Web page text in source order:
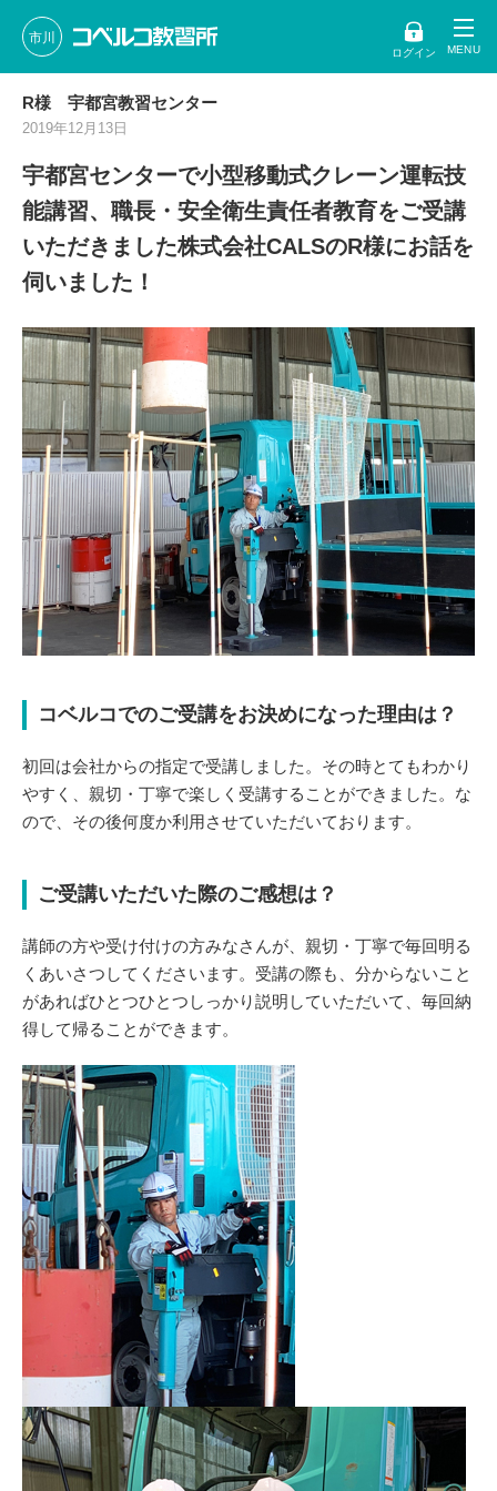
市川
ログイン
R様 宇都宮教習センター
2019年12月13日
宇都宮センターで小型移動式クレーン運転技
能講習、職長・安全衛生責任者教育をご受講
いただきました株式会社CALSのR様にお話を
伺いました！
コベルコでのご受講をお決めになった理由は？
初回は会社からの指定で受講しました。その時とてもわかり
やすく、親切・丁寧で楽しく受講することができました。な
ので、その後何度か利用させていただいております。
ご受講いただいた際のご感想は？
講師の方や受け付けの方みなさんが、親切・丁寧で毎回明る
くあいさつしてくださいます。受講の際も、分からないこと
があればひとつひとつしっかり説明していただいて、毎回納
得して帰ることができます。